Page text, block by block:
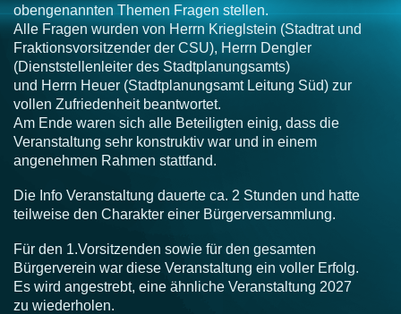
obengenannten Themen Fragen stellen.
Alle Fragen wurden von Herrn Krieglstein (Stadtrat und
Fraktionsvorsitzender der CSU), Herrn Dengler
(Dienststellenleiter des Stadtplanungsamts)
und Herrn Heuer (Stadtplanungsamt Leitung Süd) zur
vollen Zufriedenheit beantwortet.
Am Ende waren sich alle Beteiligten einig, dass die
Veranstaltung sehr konstruktiv war und in einem
angenehmen Rahmen stattfand.
Die Info Veranstaltung dauerte ca. 2 Stunden und hatte
teilweise den Charakter einer Bürgerversammlung.
Für den 1.Vorsitzenden sowie für den gesamten
Bürgerverein war diese Veranstaltung ein voller Erfolg.
Es wird angestrebt, eine ähnliche Veranstaltung 2027
zu wiederholen.